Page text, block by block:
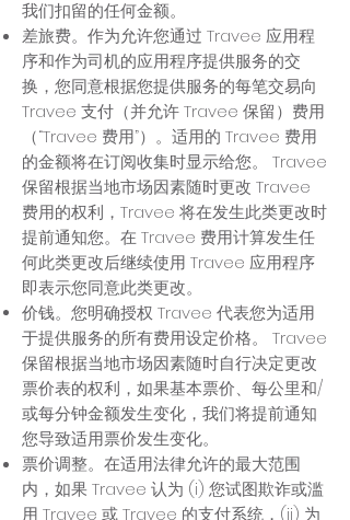
我们扣留的任何金额。
差旅费。作为允许您通过 Travee 应用程
序和作为司机的应用程序提供服务的交
换，您同意根据您提供服务的每笔交易向
Travee 支付（并允许 Travee 保留）费用
（“Travee 费用”）。适用的 Travee 费用
的金额将在订阅收集时显示给您。 Travee
保留根据当地市场因素随时更改 Travee
费用的权利，Travee 将在发生此类更改时
提前通知您。在 Travee 费用计算发生任
何此类更改后继续使用 Travee 应用程序
即表示您同意此类更改。
价钱。您明确授权 Travee 代表您为适用
于提供服务的所有费用设定价格。 Travee
保留根据当地市场因素随时自行决定更改
票价表的权利，如果基本票价、每公里和/
或每分钟金额发生变化，我们将提前通知
您导致适用票价发生变化。
票价调整。在适用法律允许的最大范围
内，如果 Travee 认为 (i) 您试图欺诈或滥
用 Travee 或 Travee 的支付系统，(ii) 为